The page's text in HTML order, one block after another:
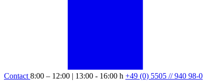
Contact 8:00 – 12:00 | 13:00 - 16:00 h +49 (0) 5505 // 940 98-0